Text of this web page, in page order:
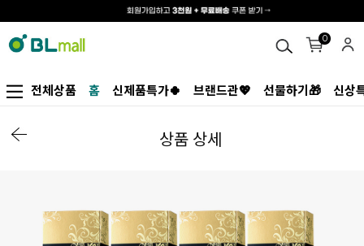
0
전체상품 홈 신제품특가🍀 브랜드관💖 선물하기🎁 신상
상품 상세